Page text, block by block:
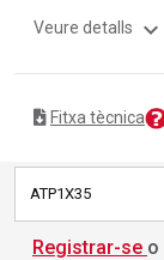
Veure detalls expand_more
Fitxa tècnica
ATP1X35
Registrar-se o